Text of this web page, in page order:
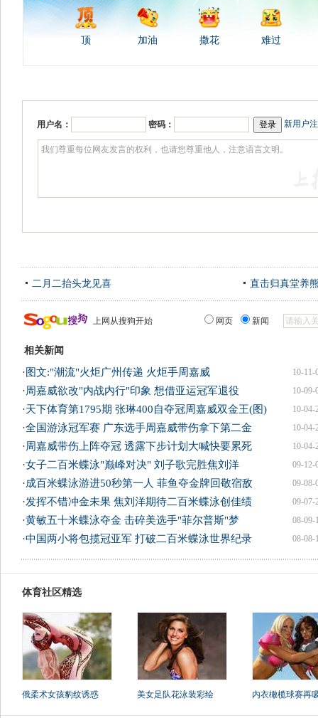
顶 加油 撒花 难过
用户名： 密码： 新用户
二月二抬头龙见喜 直击归真堂养
上网从搜狗开始 网页 新闻
相关新闻
10-11-
· 图文:"潮流"火炬广州传递 火炬手周嘉威
10-09-
·周嘉威欲改"内战内行"印象 想借亚运冠军退役
10-04-
·天下体育第1795期 张琳400自夺冠周嘉威双金王(图)
10-04-
·全国游泳冠军赛 广东选手周嘉威带伤拿下第二金
10-04-
·周嘉威带伤上阵夺冠 透露下步计划大喊快要累死
09-12-
·女子二百米蝶泳"巅峰对决" 刘子歌完胜焦刘洋
09-08-
·成百米蝶泳游进50秒第一人 菲鱼夺金牌回敬宿敌
09-07-
·发挥不错冲金未果 焦刘洋期待二百米蝶泳创佳绩
08-09-
·黄敏五十米蝶泳夺金 击碎美选手"菲尔普斯"梦
08-08-
·中国两小将包揽冠亚军 打破二百米蝶泳世界纪录
体育社区精选
俄柔术女孩豹纹诱惑 美女足队花泳装彩绘 内衣橄榄球赛再